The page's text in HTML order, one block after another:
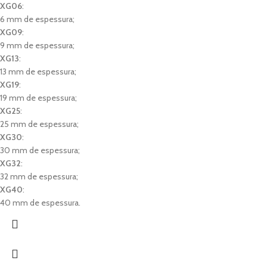
XG06:
6 mm de espessura;
XG09:
9 mm de espessura;
XG13:
13 mm de espessura;
XG19:
19 mm de espessura;
XG25:
25 mm de espessura;
XG30:
30 mm de espessura;
XG32:
32 mm de espessura;
XG40:
40 mm de espessura.